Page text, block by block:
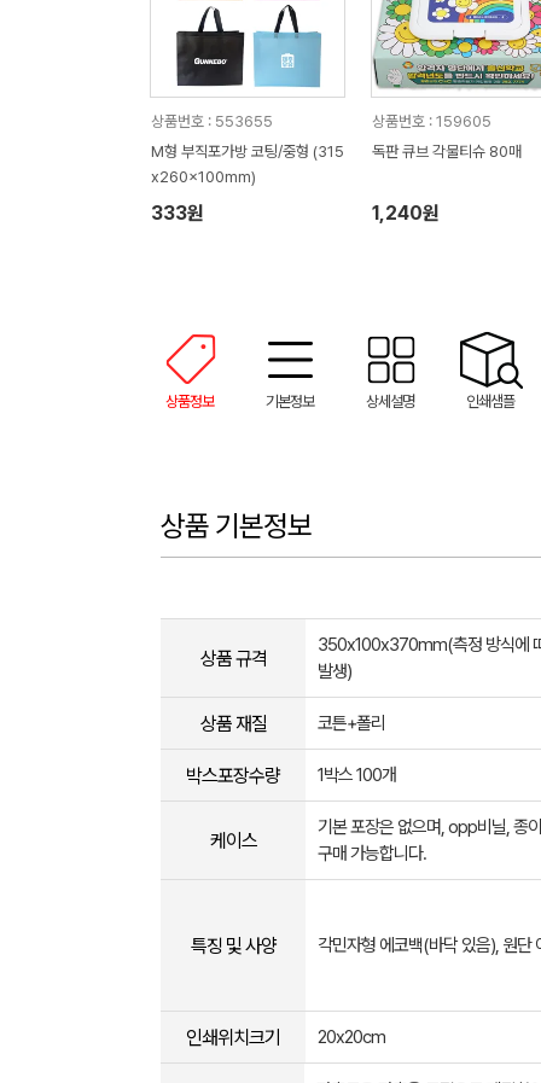
상품번호 : 553655
M형 부직포가방 코팅/중형 (315
x260x100mm)
333원
상품번호 : 159605
독판 큐브 각물티슈 80매
1,240원
상품정보 기본정보 상세설명 인쇄샘플
상품 기본정보
상품 규격
350x100x370mm(측정 방식에
발생)
상품 재질 코튼+폴리
박스포장수량 1박스 100개
케이스
기본 포장은 없으며, opp비닐, 종
구매 가능합니다.
특징 및 사양 각민자형 에코백(바닥 있음), 원단
인쇄위치크기 20x20cm